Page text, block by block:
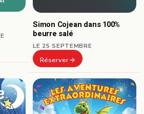
Simon Cojean dans 100%
beurre salé
LE 25 SEPTEMBRE
Réserver